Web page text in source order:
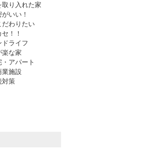
り入れた家
いい！
だわりたい
！！
ドライフ
楽な家
アパート
業施設
対策